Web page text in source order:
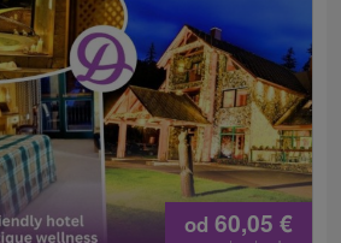
od 60,05 €